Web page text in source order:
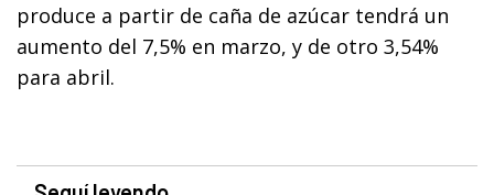
produce a partir de caña de azúcar tendrá un
aumento del 7,5% en marzo, y de otro 3,54%
para abril.